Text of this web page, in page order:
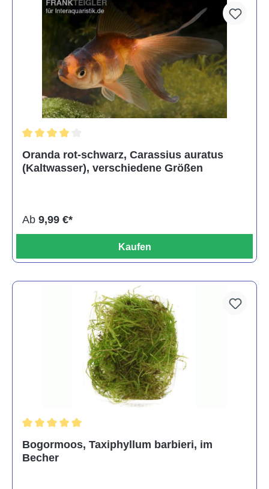
Oranda rot-schwarz, Carassius auratus
(Kaltwasser), verschiedene Größen
Ab 9,99 €*
Kaufen
Bogormoos, Taxiphyllum barbieri, im
Becher